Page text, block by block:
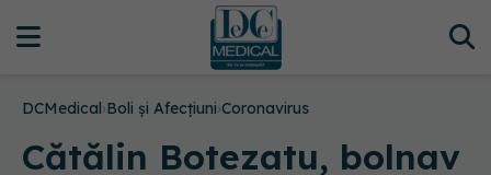
DCMedical›Boli și Afecțiuni›Coronavirus
Cătălin Botezatu, bolnav